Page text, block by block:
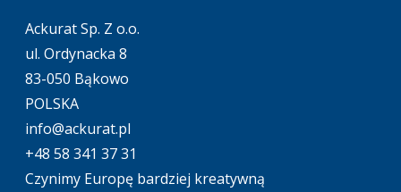
Ackurat Sp. Z o.o.
ul. Ordynacka 8
83-050 Bąkowo
POLSKA
info@ackurat.pl
+48 58 341 37 31
Czynimy Europę bardziej kreatywną